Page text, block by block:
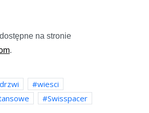
na stronie
.
drzwi
wiesci
Swisspacer